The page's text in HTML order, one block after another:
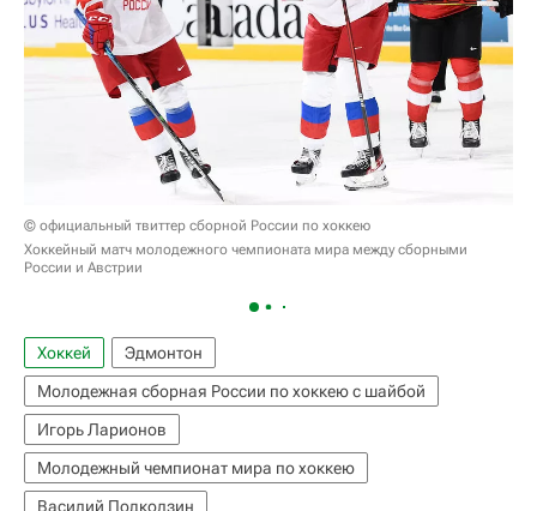
© официальный твиттер сборной России по хоккею
Хоккейный матч молодежного чемпионата мира между сборными
России и Австрии
Хоккей
Эдмонтон
Молодежная сборная России по хоккею с шайбой
Игорь Ларионов
Молодежный чемпионат мира по хоккею
Василий Подколзин